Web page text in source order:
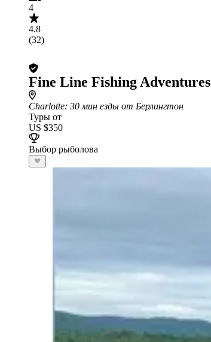
4
4.8
(32)
Fine Line Fishing Adventures
Charlotte: 30 мин езды от Берлингтон
Туры от
US $350
Выбор рыболова